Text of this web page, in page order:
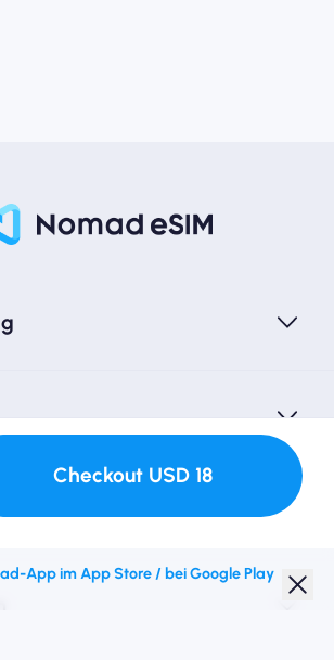
Checkout USD 18
App im App Store / bei Google Play